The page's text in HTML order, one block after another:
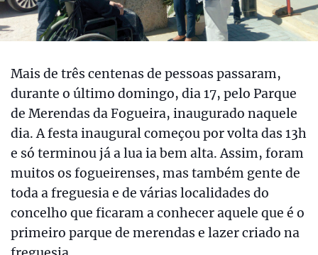
Mais de três centenas de pessoas passaram,
durante o último domingo, dia 17, pelo Parque
de Merendas da Fogueira, inaugurado naquele
dia. A festa inaugural começou por volta das 13h
e só terminou já a lua ia bem alta. Assim, foram
muitos os fogueirenses, mas também gente de
toda a freguesia e de várias localidades do
concelho que ficaram a conhecer aquele que é o
primeiro parque de merendas e lazer criado na